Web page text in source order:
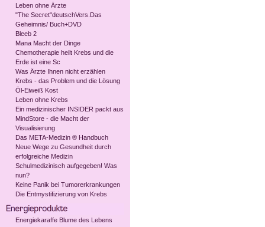
Leben ohne Ärzte
"The Secret"deutschVers.Das
Geheimnis/ Buch+DVD
Bleeb 2
Mana Macht der Dinge
Chemotherapie heilt Krebs und die
Erde ist eine Sc
Was Ärzte Ihnen nicht erzählen
Krebs - das Problem und die Lösung
Öl-Eiweiß Kost
Leben ohne Krebs
Ein medizinischer INSIDER packt aus
MindStore - die Macht der
Visualisierung
Das META-Medizin ® Handbuch
Neue Wege zu Gesundheit durch
erfolgreiche Medizin
Schulmedizinisch aufgegeben! Was
nun?
Keine Panik bei Tumorerkrankungen
Die Entmystifizierung von Krebs
Energiekaraffe Blume des Lebens